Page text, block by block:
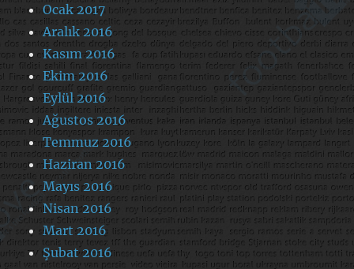
Ocak 2017
Aralık 2016
Kasım 2016
Ekim 2016
Eylül 2016
Ağustos 2016
Temmuz 2016
Haziran 2016
Mayıs 2016
Nisan 2016
Mart 2016
Şubat 2016